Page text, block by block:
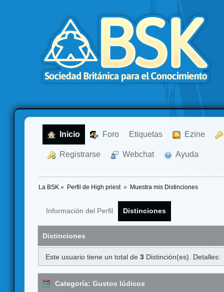
Inicio Foro Etiquetas Ezine
Registrarse Webchat Ayuda
La BSK » Perfil de High priest » Muestra mis Distinciones
Información del Perfil Distinciones
Distinciones
Este usuario tiene un total de3 Distinción(es). Detalles:
Categoría: Gustos lúdicos